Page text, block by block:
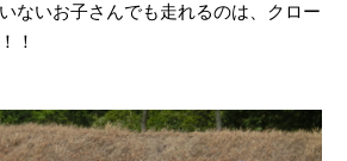
ないお子さんでも走れるのは、クロー
！